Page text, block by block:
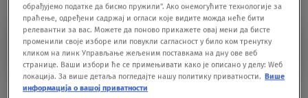
BROJ LETOVA
Rekordan broj letova na nebu nad Srbijom
обрађујемо податке да бисмо пружили". Ако онемогућите технологије за
праћење, одређени садржај и огласи које видите можда неће бити
релевантни за вас. Можете да поново прикажете овај мени да бисте
променили своје изборе или повукли сагласност у било ком тренутку
кликом на линк Управљање жељеним поставкама на дну ове веб
странице. Ваши избори ће се примењивати како је описано у делу: Wеб
локација. За више детаља погледајте нашу политику приватности. Више
информација о вашој приватности